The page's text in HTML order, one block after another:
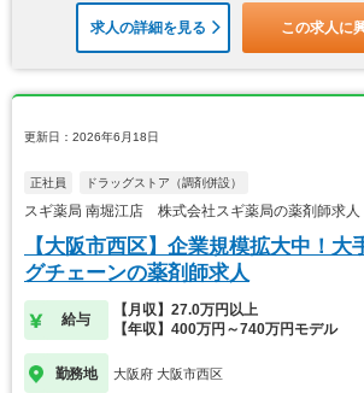
求人の詳細を見る この求人に
更新日：2026年6月18日
正社員 ドラッグストア（調剤併設）
スギ薬局 南堀江店 株式会社スギ薬局の薬剤師求人
【大阪市西区】企業規模拡大中！大
グチェーンの薬剤師求人
給与
【月収】27.0万円以上
【年収】400万円～740万円モデル
勤務地 大阪府 大阪市西区